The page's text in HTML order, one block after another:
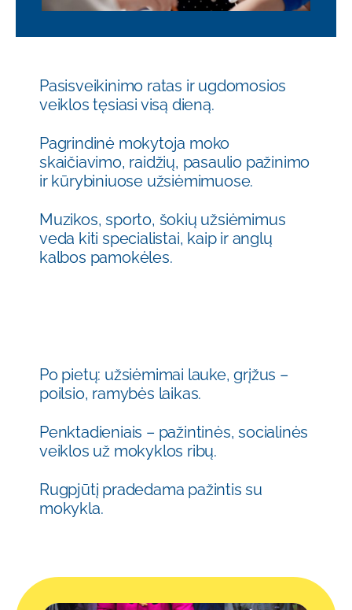
Pasisveikinimo ratas ir ugdomosios
veiklos tęsiasi visą dieną.
Pagrindinė mokytoja moko
skaičiavimo, raidžių, pasaulio pažinimo
ir kūrybiniuose užsiėmimuose.
Muzikos, sporto, šokių užsiėmimus
veda kiti specialistai, kaip ir anglų
kalbos pamokėles.
Po pietų: užsiėmimai lauke, grįžus –
poilsio, ramybės laikas.
Penktadieniais – pažintinės, socialinės
veiklos už mokyklos ribų.
Rugpjūtį pradedama pažintis su
mokykla.